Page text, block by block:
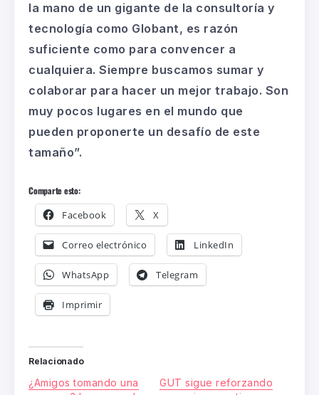
la mano de un gigante de la consultoría y
tecnología como Globant, es razón
suficiente como para convencer a
cualquiera. Siempre buscamos sumar y
colaborar para hacer un mejor trabajo. Son
muy pocos lugares en el mundo que
pueden proponerte un desafío de este
tamaño”.
Comparte esto:
Facebook X
Correo electrónico LinkedIn
WhatsApp Telegram
Imprimir
Relacionado
¿Amigos tomando una
GUT sigue reforzando